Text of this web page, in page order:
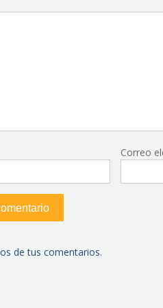
Correo
de tus comentarios.